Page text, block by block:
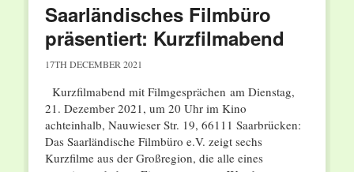
Saarländisches Filmbüro
präsentiert: Kurzfilmabend
17TH DECEMBER 2021
Kurzfilmabend mit Filmgesprächen am Dienstag,
21. Dezember 2021, um 20 Uhr im Kino
achteinhalb, Nauwieser Str. 19, 66111 Saarbrücken:
Das Saarländische Filmbüro e.V. zeigt sechs
Kurzfilme aus der Großregion, die alle eines